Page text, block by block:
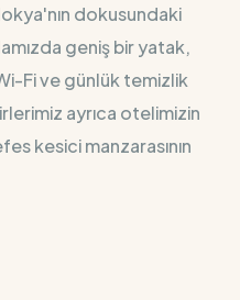
dokusundaki
geniş bir yatak,
Fi ve günlük temizlik
ayrıca otelimizin
kesici manzarasının